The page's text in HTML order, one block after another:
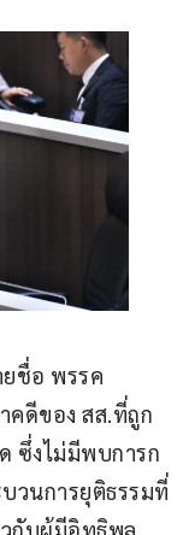
ชื่อ พรรค
คดีของ สส.ที่ถูก
ซึ่งไม่มีพบการก
วนการยุติธรรมที่